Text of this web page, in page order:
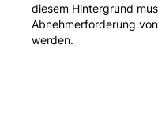
diesem Hintergrund
Abnehmerforderung
werden.